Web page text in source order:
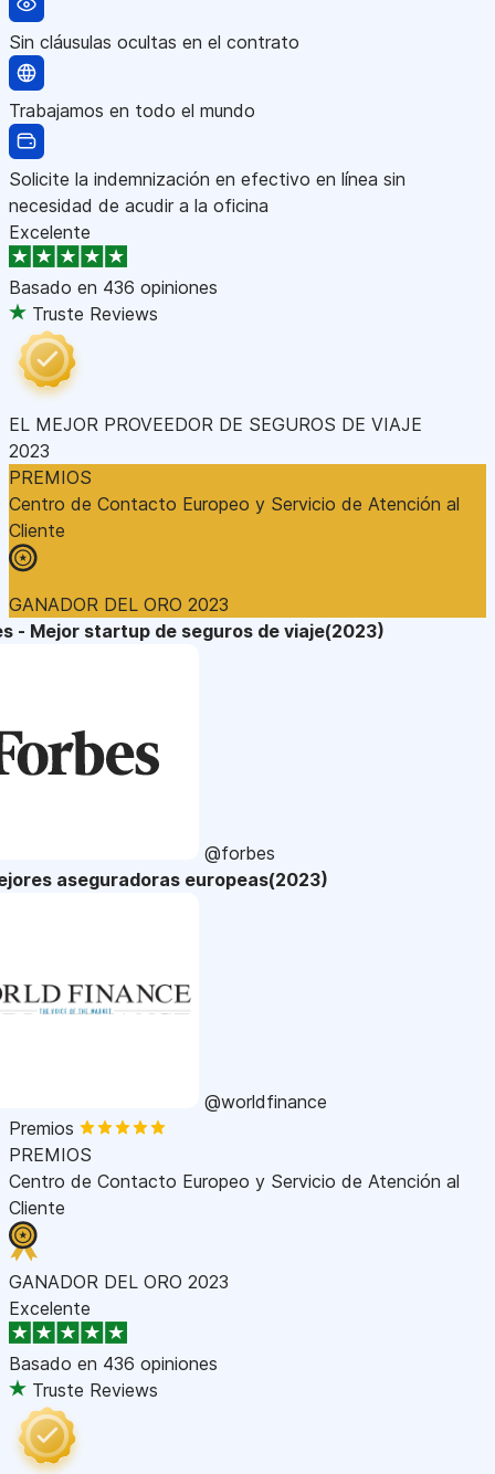
Sin cláusulas ocultas en el contrato
Trabajamos en todo el mundo
Solicite la indemnización en efectivo en línea sin
necesidad de acudir a la oficina
Excelente
Basado en 436 opiniones
Truste Reviews
EL MEJOR PROVEEDOR DE SEGUROS DE VIAJE
2023
PREMIOS
Centro de Contacto Europeo y Servicio de Atención al
Cliente
GANADOR DEL ORO 2023
- Mejor startup de seguros de viaje(2023)
@forbes
aseguradoras europeas(2023)
@worldfinance
Premios
PREMIOS
Centro de Contacto Europeo y Servicio de Atención al
Cliente
GANADOR DEL ORO 2023
Excelente
Basado en 436 opiniones
Truste Reviews